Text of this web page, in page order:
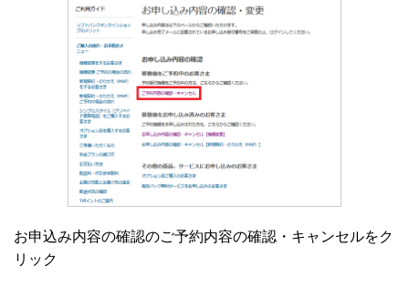
お申込み内容の確認のご予約内容の確認・キャンセルをク
リック